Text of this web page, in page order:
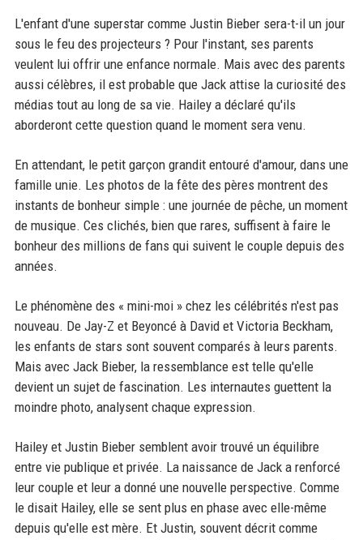
L'enfant d'une superstar comme Justin Bieber sera-t-il un jour
sous le feu des projecteurs ? Pour l'instant, ses parents
veulent lui offrir une enfance normale. Mais avec des parents
aussi célèbres, il est probable que Jack attise la curiosité des
médias tout au long de sa vie. Hailey a déclaré qu'ils
aborderont cette question quand le moment sera venu.
En attendant, le petit garçon grandit entouré d'amour, dans une
famille unie. Les photos de la fête des pères montrent des
instants de bonheur simple : une journée de pêche, un moment
de musique. Ces clichés, bien que rares, suffisent à faire le
bonheur des millions de fans qui suivent le couple depuis des
années.
Le phénomène des « mini-moi » chez les célébrités n'est pas
nouveau. De Jay-Z et Beyoncé à David et Victoria Beckham,
les enfants de stars sont souvent comparés à leurs parents.
Mais avec Jack Bieber, la ressemblance est telle qu'elle
devient un sujet de fascination. Les internautes guettent la
moindre photo, analysent chaque expression.
Hailey et Justin Bieber semblent avoir trouvé un équilibre
entre vie publique et privée. La naissance de Jack a renforcé
leur couple et leur a donné une nouvelle perspective. Comme
le disait Hailey, elle se sent plus en phase avec elle-même
depuis qu'elle est mère. Et Justin, souvent décrit comme